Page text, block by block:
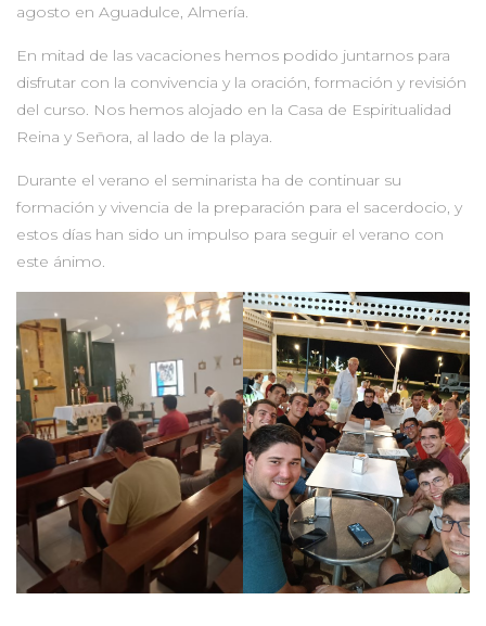
agosto en Aguadulce, Almería.
En mitad de las vacaciones hemos podido juntarnos para
disfrutar con la convivencia y la oración, formación y revisión
del curso. Nos hemos alojado en la Casa de Espiritualidad
Reina y Señora, al lado de la playa.
Durante el verano el seminarista ha de continuar su
formación y vivencia de la preparación para el sacerdocio, y
estos días han sido un impulso para seguir el verano con
este ánimo.